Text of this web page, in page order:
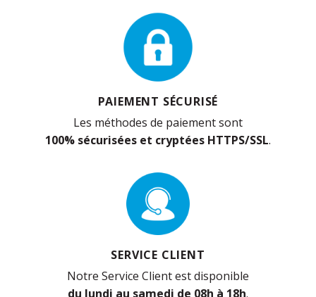
PAIEMENT SÉCURISÉ
Les méthodes de paiement sont
100% sécurisées et cryptées HTTPS/SSL.
SERVICE CLIENT
Notre Service Client est disponible
du lundi au samedi de 08h à 18h.